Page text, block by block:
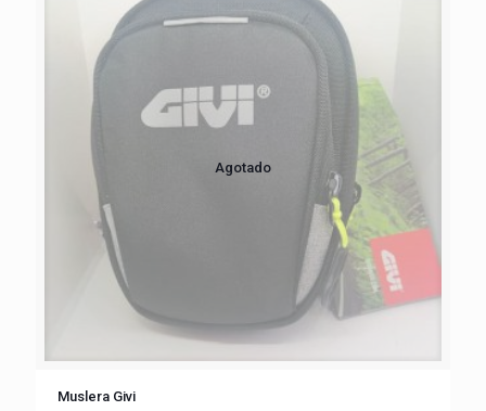
Agotado
Muslera Givi